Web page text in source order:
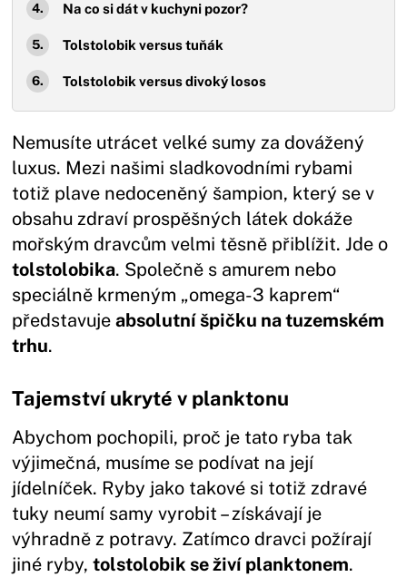
Na co si dát v kuchyni pozor?
Tolstolobik versus tuňák
Tolstolobik versus divoký losos
Nemusíte utrácet velké sumy za dovážený
luxus. Mezi našimi sladkovodními rybami
totiž plave nedoceněný šampion, který se v
obsahu zdraví prospěšných látek dokáže
mořským dravcům velmi těsně přiblížit. Jde o
tolstolobika. Společně s amurem nebo
speciálně krmeným „omega-3 kaprem“
představujeabsolutní špičku na tuzemském
trhu.
Tajemství ukryté v planktonu
Abychom pochopili, proč je tato ryba tak
výjimečná, musíme se podívat na její
jídelníček. Ryby jako takové si totiž zdravé
tuky neumí samy vyrobit – získávají je
výhradně z potravy. Zatímco dravci požírají
jiné ryby,tolstolobik se živí planktonem.